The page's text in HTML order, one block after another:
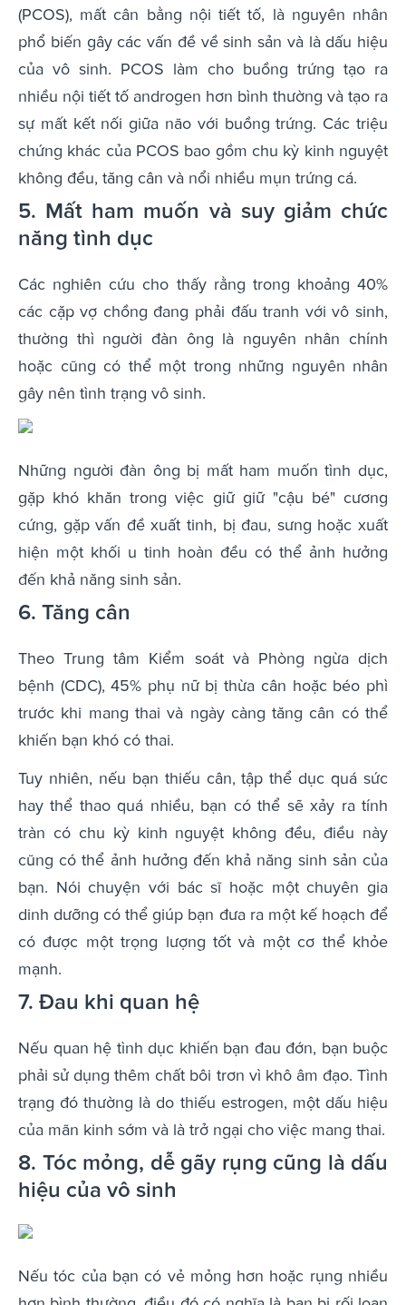
(PCOS), mất cân bằng nội tiết tố, là nguyên nhân
phổ biến gây các vấn đề về sinh sản và là dấu hiệu
của vô sinh. PCOS làm cho buồng trứng tạo ra
nhiều nội tiết tố androgen hơn bình thường và tạo ra
sự mất kết nối giữa não với buồng trứng. Các triệu
chứng khác của PCOS bao gồm chu kỳ kinh nguyệt
không đều, tăng cân và nổi nhiều mụn trứng cá.
5. Mất ham muốn và suy giảm chức
năng tình dục
Các nghiên cứu cho thấy rằng trong khoảng 40%
các cặp vợ chồng đang phải đấu tranh với vô sinh,
thường thì người đàn ông là nguyên nhân chính
hoặc cũng có thể một trong những nguyên nhân
gây nên tình trạng vô sinh.
Những người đàn ông bị mất ham muốn tình dục,
gặp khó khăn trong việc giữ giữ "cậu bé" cương
cứng, gặp vấn đề xuất tinh, bị đau, sưng hoặc xuất
hiện một khối u tinh hoàn đều có thể ảnh hưởng
đến khả năng sinh sản.
6. Tăng cân
Theo Trung tâm Kiểm soát và Phòng ngừa dịch
bệnh (CDC), 45% phụ nữ bị thừa cân hoặc béo phì
trước khi mang thai và ngày càng tăng cân có thể
khiến bạn khó có thai.
Tuy nhiên, nếu bạn thiếu cân, tập thể dục quá sức
hay thể thao quá nhiều, bạn có thể sẽ xảy ra tính
tràn có chu kỳ kinh nguyệt không đều, điều này
cũng có thể ảnh hưởng đến khả năng sinh sản của
bạn. Nói chuyện với bác sĩ hoặc một chuyên gia
dinh dưỡng có thể giúp bạn đưa ra một kế hoạch để
có được một trọng lượng tốt và một cơ thể khỏe
mạnh.
7. Đau khi quan hệ
Nếu quan hệ tình dục khiến bạn đau đớn, bạn buộc
phải sử dụng thêm chất bôi trơn vì khô âm đạo. Tình
trạng đó thường là do thiếu estrogen, một dấu hiệu
của mãn kinh sớm và là trở ngại cho việc mang thai.
8. Tóc mỏng, dễ gãy rụng cũng là dấu
hiệu của vô sinh
Nếu tóc của bạn có vẻ mỏng hơn hoặc rụng nhiều